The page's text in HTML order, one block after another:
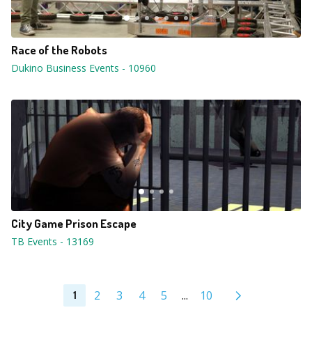
Race of the Robots
Dukino Business Events - 10960
City Game Prison Escape
TB Events - 13169
1 2 3 4 5 ... 10